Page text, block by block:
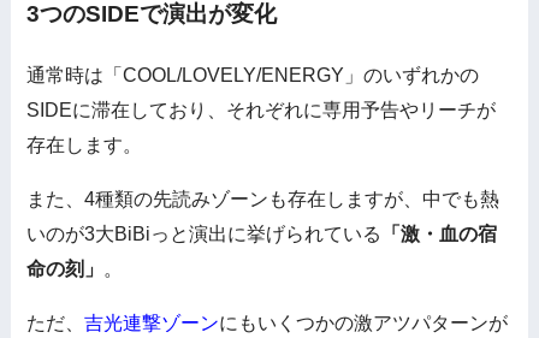
3つのSIDEで演出が変化
通常時は「COOL/LOVELY/ENERGY」のいずれかの
SIDEに滞在しており、それぞれに専用予告やリーチが
存在します。
また、4種類の先読みゾーンも存在しますが、中でも熱
いのが3大BiBiっと演出に挙げられている
「激・血の宿
命の刻」 。
ただ、吉光連撃ゾーンにもいくつかの激アツパターンが